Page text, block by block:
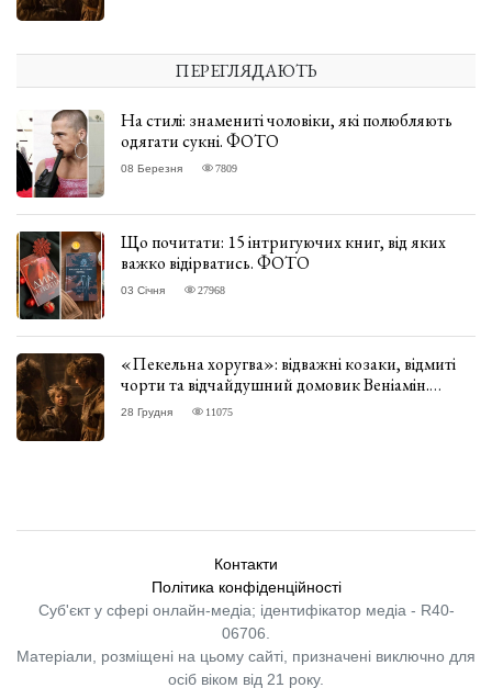
ПЕРЕГЛЯДАЮТЬ
На стилі: знамениті чоловіки, які полюбляють
одягати сукні. ФОТО
08 Березня 7809
Що почитати: 15 інтригуючих книг, від яких
важко відірватись. ФОТО
03 Січня 27968
«Пекельна хоругва»: відважні козаки, відмиті
чорти та відчайдушний домовик Веніамін.
ВІДГУК
28 Грудня 11075
Контакти
Політика конфіденційності
Суб'єкт у сфері онлайн-медіа; ідентифікатор медіа - R40-
06706.
Матеріали, розміщені на цьому сайті, призначені виключно для
осіб віком від 21 року.